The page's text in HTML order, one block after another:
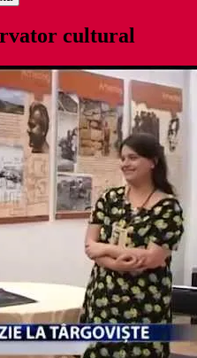
cultural